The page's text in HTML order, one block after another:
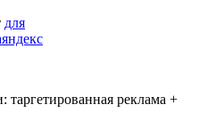
для
яндекс
реклама +